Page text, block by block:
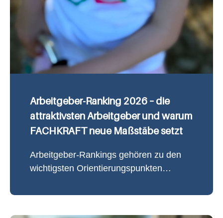
Arbeitgeber-Ranking 2026 – die
attraktivsten Arbeitgeber und warum
FACHKRAFT neue Maßstäbe setzt
Arbeitgeber-Rankings gehören zu den
wichtigsten Orientierungspunkten…